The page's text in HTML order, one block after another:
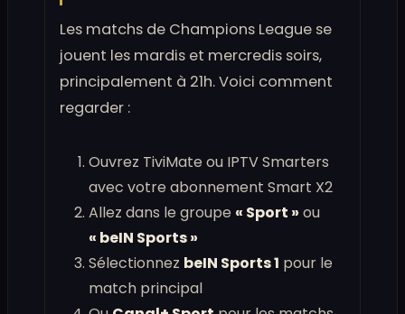
Les matchs de Champions League se
jouent les mardis et mercredis soirs,
principalement à 21h. Voici comment
regarder :
Ouvrez TiviMate ou IPTV Smarters
avec votre abonnement Smart X2
Allez dans le groupe « Sport » ou
« beIN Sports »
Sélectionnez beIN Sports 1 pour le
match principal